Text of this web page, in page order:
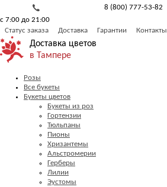
8 (800) 777-53-82
с 7:00 до 21:00
Статус заказа
Доставка Гарантии Контакты
Доставка цветов
в Тампере
Розы
Все букеты
Букеты цветов
Букеты из роз
Гортензии
Тюльпаны
Пионы
Хризантемы
Альстромерии
Герберы
Лилии
Эустомы